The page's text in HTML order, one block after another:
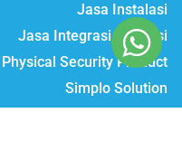
Jasa Instalasi
Jasa Integrasi & Solusi
Physical Security Product
Simplo Solution